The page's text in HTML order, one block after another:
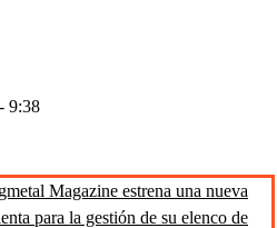
9:38
Magazine estrena una nueva
para la gestión de su elenco de